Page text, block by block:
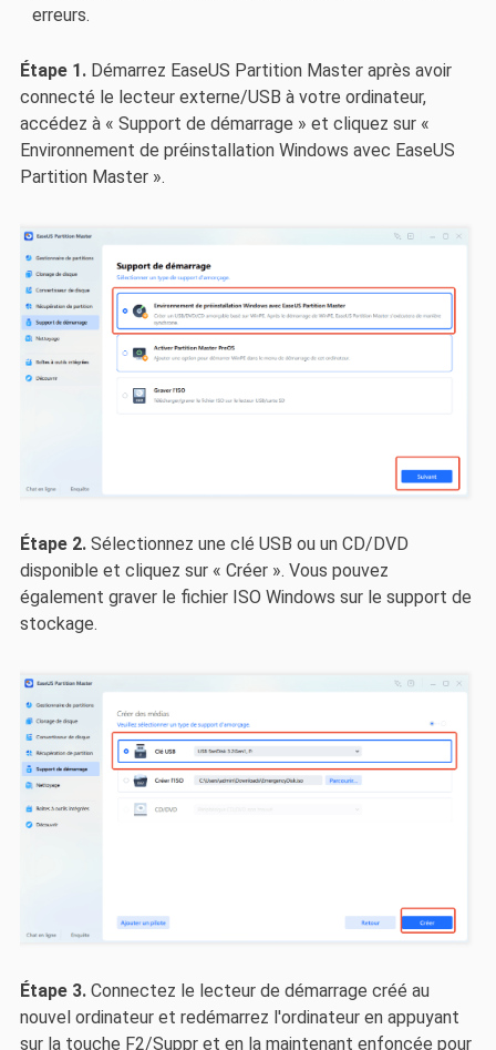
erreurs.
Étape 1.Démarrez EaseUS Partition Master après avoir
connecté le lecteur externe/USB à votre ordinateur,
accédez à « Support de démarrage » et cliquez sur «
Environnement de préinstallation Windows avec EaseUS
Partition Master ».
Étape 2.Sélectionnez une clé USB ou un CD/DVD
disponible et cliquez sur « Créer ». Vous pouvez
également graver le fichier ISO Windows sur le support de
stockage.
Étape 3.Connectez le lecteur de démarrage créé au
nouvel ordinateur et redémarrez l'ordinateur en appuyant
sur la touche F2/Suppr et en la maintenant enfoncée pour